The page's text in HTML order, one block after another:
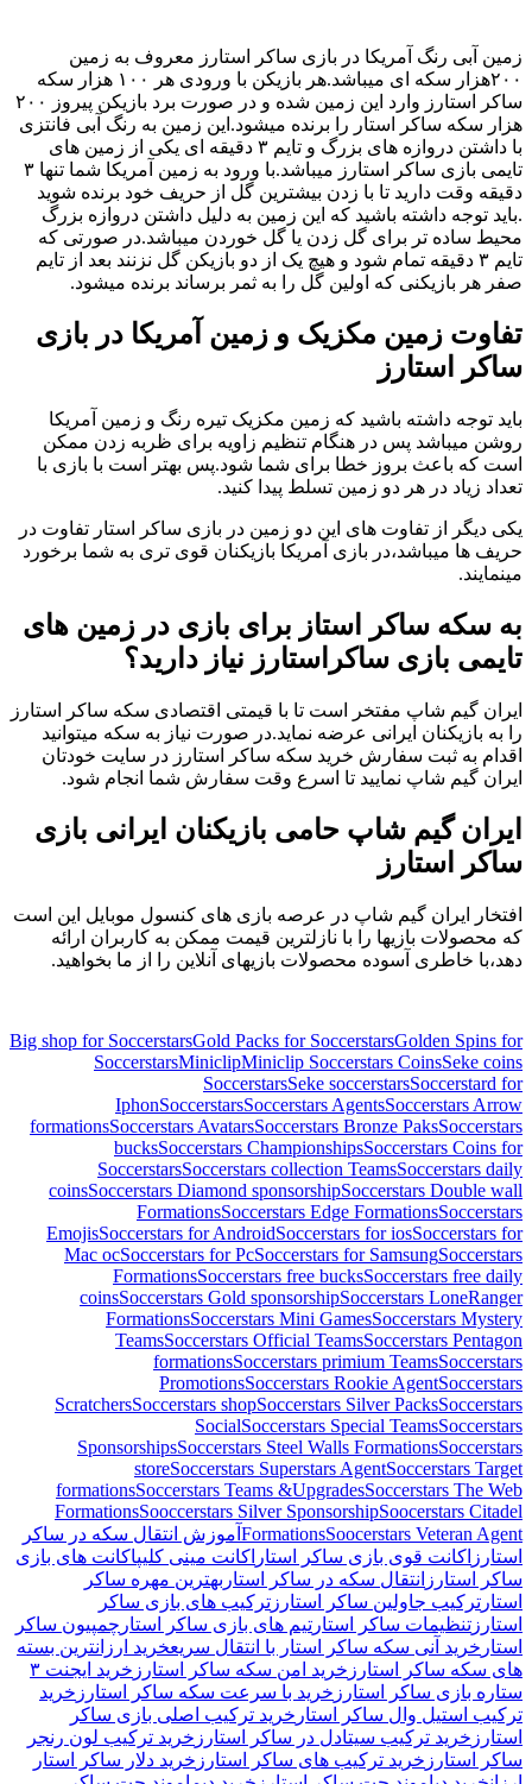
زمین آبی رنگ آمریکا در بازی ساکر استارز معروف به زمین
۲۰۰هزار سکه ای میباشد‌.هر بازیکن با ورودی هر ۱۰۰ هزار سکه
ساکر استارز وارد این زمین شده و در صورت برد بازیکن پیروز ۲۰۰
هزار سکه ساکر استار را برنده میشود.این زمین به رنگ آبی فانتزی
با داشتن دروازه های بزرگ و تایم ۳ دقیقه ای یکی از زمین های
تایمی بازی ساکر استارز میباشد.با ورود به زمین آمریکا شما تنها ۳
دقیقه وقت دارید تا با زدن بیشترین گل از حریف خود برنده شوید
.باید توجه داشته باشید که این زمین به دلیل داشتن دروازه بزرگ
محیط ساده تر برای گل زدن یا گل خوردن میباشد.در صورتی که
تایم ۳ دقیقه تمام شود و هیچ یک از دو بازیکن گل نزنند بعد از تایم
صفر هر بازیکنی که اولین گل را به ثمر برساند برنده میشود.
تفاوت زمین مکزیک و زمین آمریکا در بازی
ساکر استارز
باید توجه داشته باشید که زمین مکزیک تیره رنگ و زمین آمریکا
روشن میباشد پس در هنگام تنظیم زاویه برای ظربه زدن ممکن
است که باعث بروز خطا برای شما شود.پس بهتر است با بازی با
تعداد زیاد در هر دو زمین تسلط پیدا کنید.
یکی دیگر از تفاوت های این دو زمین در بازی ساکر استار تفاوت در
حریف ها میباشد،در بازی آمریکا بازیکنان قوی تری به شما برخورد
مینمایند.
به سکه ساکر استاز برای بازی در زمین های
تایمی بازی ساکراستارز نیاز دارید؟
ایران گیم شاپ مفتخر است تا با قیمتی اقتصادی سکه ساکر استارز
را به بازیکنان ایرانی عرضه نماید.در صورت نیاز به سکه میتوانید
اقدام به ثبت سفارش خرید سکه ساکر استارز در سایت خودتان
ایران گیم شاپ نمایید تا اسرع وقت سفارش شما انجام شود.
ایران گیم شاپ حامی بازیکنان ایرانی بازی
ساکر استارز
افتخار ایران گیم شاپ در عرصه بازی های کنسول موبایل این است
که محصولات بازیها را با نازلترین قیمت ممکن به کاربران ارائه
دهد،با خاطری آسوده محصولات بازیهای آنلاین را از ما بخواهید.
Big shop for SoccerstarsGold Packs for SoccerstarsGolden Spins for
SoccerstarsMiniclipMiniclip Soccerstars CoinsSeke coins
SoccerstarsSeke soccerstarsSoccerstard for
IphonSoccerstarsSoccerstars AgentsSoccerstars Arrow
formationsSoccerstars AvatarsSoccerstars Bronze PaksSoccerstars
bucksSoccerstars ChampionshipsSoccerstars Coins for
SoccerstarsSoccerstars collection TeamsSoccerstars daily
coinsSoccerstars Diamond sponsorshipSoccerstars Double wall
FormationsSoccerstars Edge FormationsSoccerstars
EmojisSoccerstars for AndroidSoccerstars for iosSoccerstars for
Mac ocSoccerstars for PcSoccerstars for SamsungSoccerstars
FormationsSoccerstars free bucksSoccerstars free daily
coinsSoccerstars Gold sponsorshipSoccerstars LoneRanger
FormationsSoccerstars Mini GamesSoccerstars Mystery
TeamsSoccerstars Official TeamsSoccerstars Pentagon
formationsSoccerstars primium TeamsSoccerstars
PromotionsSoccerstars Rookie AgentSoccerstars
ScratchersSoccerstars shopSoccerstars Silver PacksSoccerstars
SocialSoccerstars Special TeamsSoccerstars
SponsorshipsSoccerstars Steel Walls FormationsSoccerstars
storeSoccerstars Superstars AgentSoccerstars Target
formationsSoccerstars Teams &UpgradesSoccerstars The Web
FormationsSooccerstars Silver SponsorshipSoocerstars Citadel
FormationsSoocerstars Veteran Agent
آموزش انتقال سکه در ساکر
استارز اکانت قوی بازی ساکر استار اکانت مینی کلیپاکانت های بازی
ساکر استارز انتقال سکه در ساکر استار بهترین مهره ساکر
استار ترکیب جاولین ساکر استارز ترکیب های بازی ساکر
استارز تنظیمات ساکر استار تیم های بازی ساکر استار چمپیون ساکر
استار خرید آنی سکه ساکر استار با انتقال سریعخرید ارزانترین بسته
های سکه ساکر استارز خرید امن سکه ساکر استارز
خرید ایجنت ۳
ستاره بازی ساکر استارز خرید با سرعت سکه ساکر استارز خرید
ترکیب استیل وال ساکر استار خرید ترکیب اصلی بازی ساکر
استارز خرید ترکیب سیتادل در ساکر استارز خرید ترکیب لون رنجر
ساکر استارز خرید ترکیب های ساکر استارز خرید دلار ساکر استار